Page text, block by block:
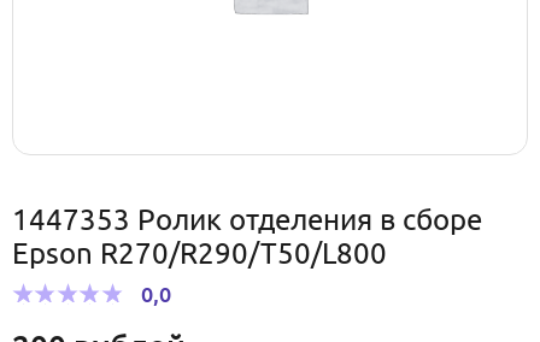
1447353 Ролик отделения в сборе
Epson R270/R290/T50/L800
0,0